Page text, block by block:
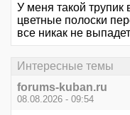
У меня такой трупик
цветные полоски
все никак не
Интересные темы
forums-kuban.ru
08.08.2026 - 09:54